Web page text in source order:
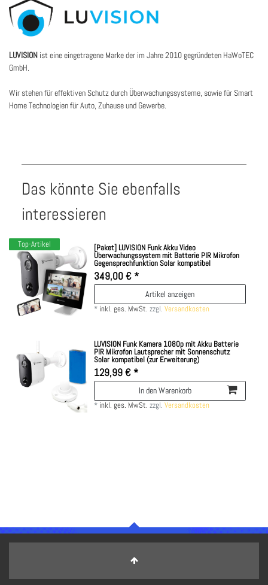
LUVISION ist eine eingetragene Marke der im Jahre 2010 gegründeten HaWoTEC
GmbH.
Wir stehen für effektiven Schutz durch Überwachungssysteme, sowie für Smart
Home Technologien für Auto, Zuhause und Gewerbe.
Das könnte Sie ebenfalls
interessieren
Top-Artikel
[Paket] LUVISION Funk Akku Video
Überwachungssystem mit Batterie PIR Mikrofon
Gegensprechfunktion Solar kompatibel
349,00 € *
Artikel anzeigen
* inkl. ges. MwSt. zzgl.Versandkosten
LUVISION Funk Kamera 1080p mit Akku Batterie
PIR Mikrofon Lautsprecher mit Sonnenschutz
Solar kompatibel (zur Erweiterung)
129,99 € *
In den Warenkorb
* inkl. ges. MwSt. zzgl.Versandkosten